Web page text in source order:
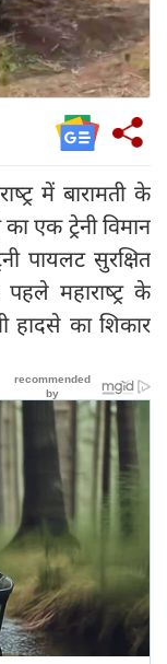
में बारामती के
एक ट्रेनी विमान
पायलट सुरक्षित
महाराष्‍ट्र के
हादसे का शिकार